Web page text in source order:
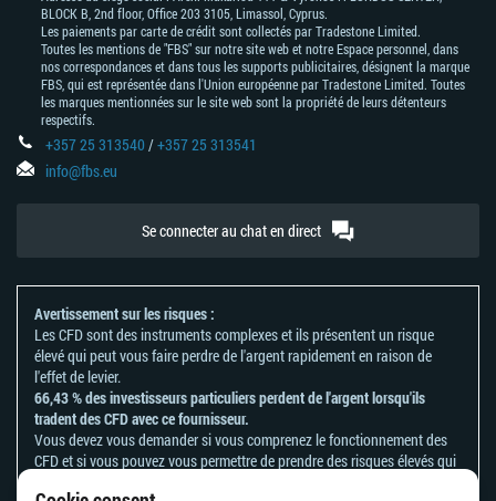
BLOCK В, 2nd floor, Office 203 3105, Limassol, Cyprus.
Les paiements par carte de crédit sont collectés par Tradestone Limited.
Toutes les mentions de "FBS" sur notre site web et notre Espace personnel, dans
nos correspondances et dans tous les supports publicitaires, désignent la marque
FBS, qui est représentée dans l'Union européenne par Tradestone Limited. Toutes
les marques mentionnées sur le site web sont la propriété de leurs détenteurs
respectifs.
+357 25 313540/+357 25 313541
info@fbs.eu
Se connecter au chat en direct
Avertissement sur les risques :
Les CFD sont des instruments complexes et ils présentent un risque
élevé qui peut vous faire perdre de l'argent rapidement en raison de
l'effet de levier.
66,43 % des investisseurs particuliers perdent de l'argent lorsqu'ils
tradent des CFD avec ce fournisseur.
Vous devez vous demander si vous comprenez le fonctionnement des
CFD et si vous pouvez vous permettre de prendre des risques élevés qui